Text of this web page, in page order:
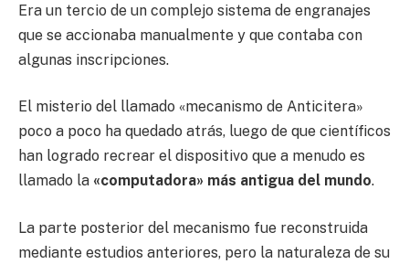
Era un tercio de un complejo sistema de engranajes
que se accionaba manualmente y que contaba con
algunas inscripciones.
El misterio del llamado «mecanismo de Anticitera»
poco a poco ha quedado atrás, luego de que científicos
han logrado recrear el dispositivo que a menudo es
llamado la «computadora» más antigua del mundo.
La parte posterior del mecanismo fue reconstruida
mediante estudios anteriores, pero la naturaleza de su